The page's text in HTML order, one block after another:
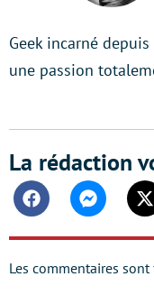
Geek incarné
une passion
La rédaction
FacebookMessenger
Les commentaires sont